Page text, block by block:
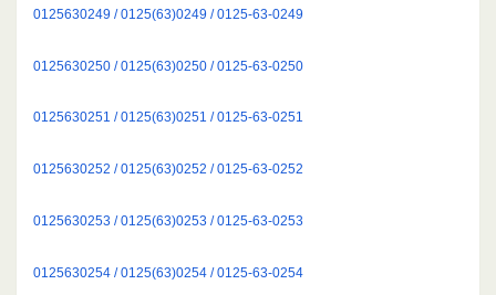
0125630249 / 0125(63)0249 / 0125-63-0249
0125630250 / 0125(63)0250 / 0125-63-0250
0125630251 / 0125(63)0251 / 0125-63-0251
0125630252 / 0125(63)0252 / 0125-63-0252
0125630253 / 0125(63)0253 / 0125-63-0253
0125630254 / 0125(63)0254 / 0125-63-0254